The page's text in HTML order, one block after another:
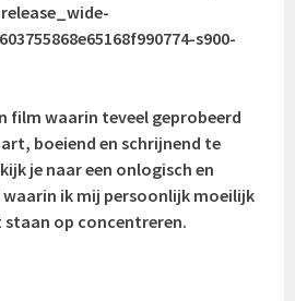
film waarin teveel geprobeerd
boeiend en schrijnend te
je naar een onlogisch en
ik mij persoonlijk moeilijk
op concentreren.